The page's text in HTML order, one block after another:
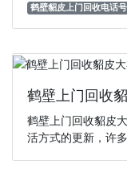
鹤壁貂皮上门回收电话
鹤壁上门回收貂
鹤壁上门回收貂皮
活方式的更新，许